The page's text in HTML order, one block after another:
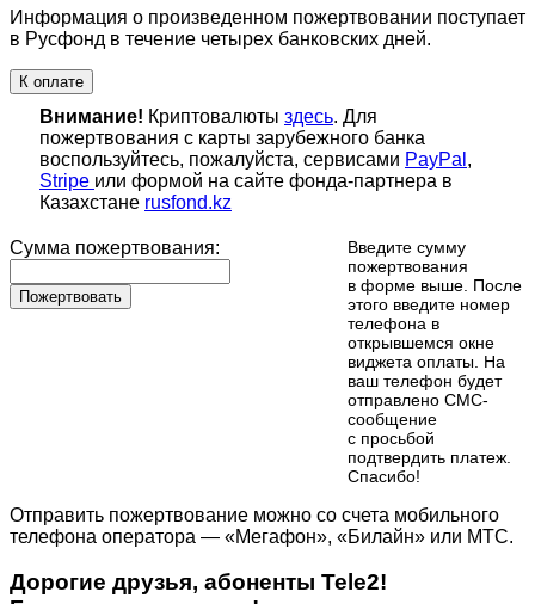
Информация о произведенном пожертвовании поступает
в Русфонд в течение четырех банковских дней.
К оплате
Внимание! Криптовалюты здесь. Для
пожертвования с карты зарубежного банка
воспользуйтесь, пожалуйста, сервисами PayPal ,
Stripe или формой на сайте фонда-партнера в
Казахстане rusfond.kz
Сумма пожертвования:
Пожертвовать
Введите сумму
пожертвования
в форме выше. После
этого введите номер
телефона в
открывшемся окне
виджета оплаты. На
ваш телефон будет
отправлено СМС-
сообщение
с просьбой
подтвердить платеж.
Cпасибо!
Отправить пожертвование можно со счета мобильного
телефона оператора — «Мегафон», «Билайн» или МТС.
Дорогие друзья, абоненты Tele2!